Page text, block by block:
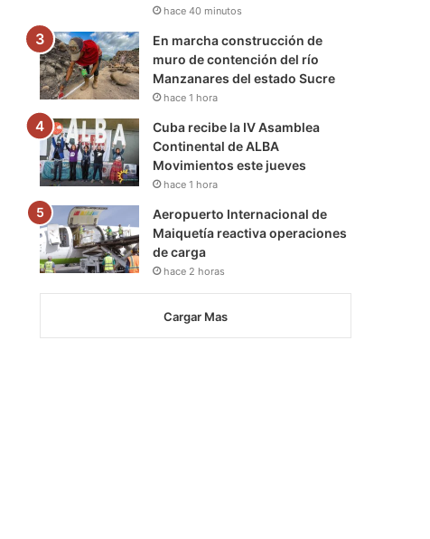
hace 40 minutos
En marcha construcción de
muro de contención del río
Manzanares del estado Sucre
hace 1 hora
Cuba recibe la IV Asamblea
Continental de ALBA
Movimientos este jueves
hace 1 hora
Aeropuerto Internacional de
Maiquetía reactiva operaciones
de carga
hace 2 horas
Cargar Mas